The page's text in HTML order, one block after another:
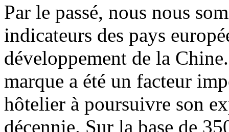
Par le passé, nous nous
indicateurs des pays
développement de la
marque a été un facteur
hôtelier à poursuivre son
décennie. Sur la base de